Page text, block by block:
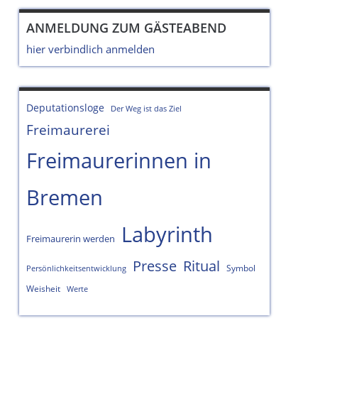
ANMELDUNG ZUM GÄSTEABEND
hier verbindlich anmelden
Deputationsloge Der Weg ist das Ziel
Freimaurerei
Freimaurerinnen in
Bremen
Freimaurerin werden Labyrinth
Persönlichkeitsentwicklung Presse Ritual Symbol
Weisheit
Werte